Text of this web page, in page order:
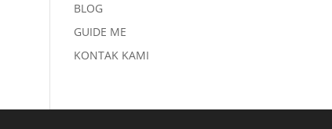
BLOG
GUIDE ME
KONTAK KAMI